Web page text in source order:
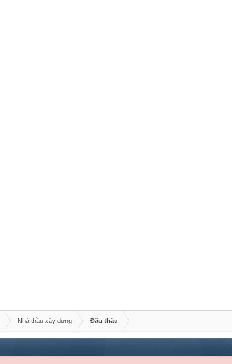
Nhà thầu xây dựng Đấu thầu